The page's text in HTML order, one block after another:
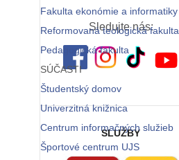
Fakulta ekonómie a informatiky
Reformovaná teologická fakulta
Pedagogická fakulta
SÚČASTI
Študentský domov
Univerzitná knižnica
Centrum informačných služieb
Športové centrum UJS
Sledujte nás:
SLUŽBY